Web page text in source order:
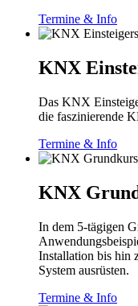
Termine & Info
KNX
Das KNX
die faszinierende
Termine & Info
KNX
In dem 5-tägigen
Installation bis hin
System ausrüsten.
Termine & Info